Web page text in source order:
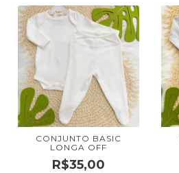
CONJUNTO BASIC
LONGA OFF
R$35,00